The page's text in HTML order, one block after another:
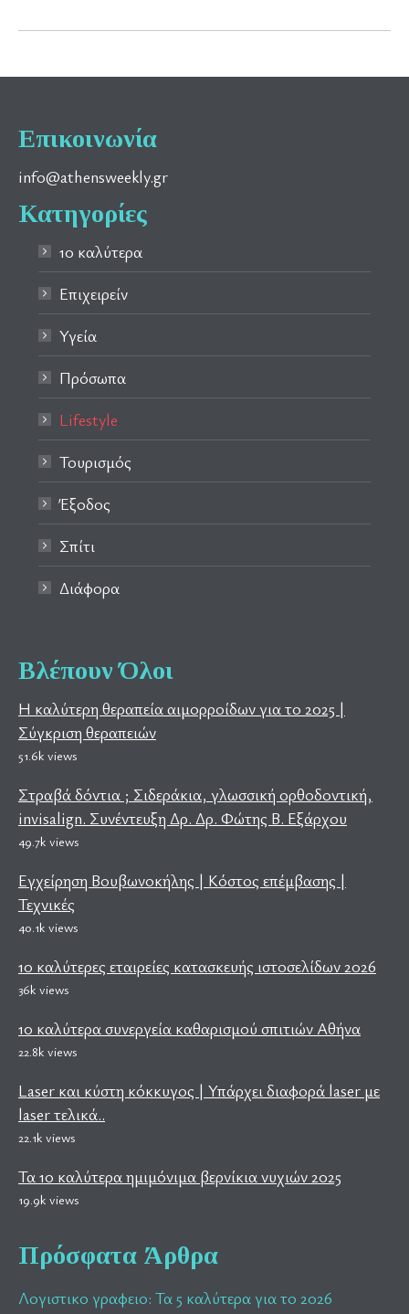
Επικοινωνία
info@athensweekly.gr
Κατηγορίες
10 καλύτερα
Επιχειρείν
Υγεία
Πρόσωπα
Lifestyle
Τουρισμός
Έξοδος
Σπίτι
Διάφορα
Βλέπουν Όλοι
Η καλύτερη θεραπεία αιμορροίδων για το 2025 |
Σύγκριση θεραπειών
51.6k views
Στραβά δόντια ; Σιδεράκια, γλωσσική ορθοδοντική,
invisalign. Συνέντευξη Δρ. Δρ. Φώτης Β. Εξάρχου
49.7k views
Εγχείρηση Βουβωνοκήλης | Κόστος επέμβασης |
Τεχνικές
40.1k views
10 καλύτερες εταιρείες κατασκευής ιστοσελίδων 2026
36k views
10 καλύτερα συνεργεία καθαρισμού σπιτιών Αθήνα
22.8k views
Laser και κύστη κόκκυγος | Υπάρχει διαφορά laser με
laser τελικά..
22.1k views
Τα 10 καλύτερα ημιμόνιμα βερνίκια νυχιών 2025
19.9k views
Πρόσφατα Άρθρα
Λογιστικο γραφειο: Τα 5 καλύτερα για το 2026